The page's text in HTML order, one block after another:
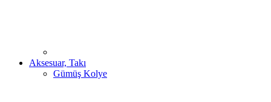
Aksesuar, Takı
Gümüş Kolye